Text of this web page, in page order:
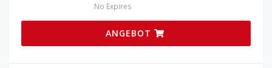
No Expires
ANGEBOT